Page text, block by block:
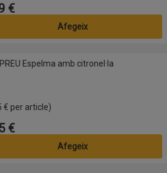
€
Afegeix
Espelma amb citronel·la
€ per article)
€
Afegeix